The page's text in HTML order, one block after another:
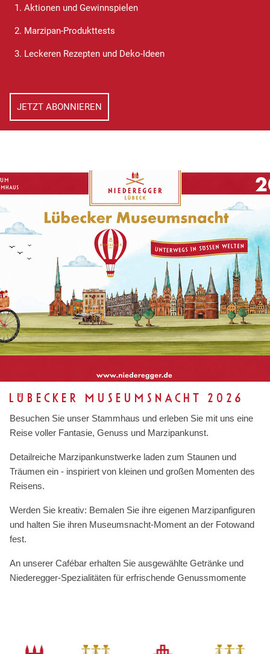
1. Aktionen und Gewinnspielen
2. Marzipan-Produkttests
3. Leckeren Rezepten und Deko-Ideen
JETZT ABONNIEREN
LÜBECKER MUSEUMSNACHT 2026
Besuchen Sie unser Stammhaus und erleben Sie mit uns eine
Reise voller Fantasie, Genuss und Marzipankunst.
Detailreiche Marzipankunstwerke laden zum Staunen und
Träumen ein - inspiriert von kleinen und großen Momenten des
Reisens.
Werden Sie kreativ: Bemalen Sie ihre eigenen Marzipanfiguren
und halten Sie ihren Museumsnacht-Moment an der Fotowand
fest.
An unserer Cafébar erhalten Sie ausgewählte Getränke und
Niederegger-Spezialitäten für erfrischende Genussmomente